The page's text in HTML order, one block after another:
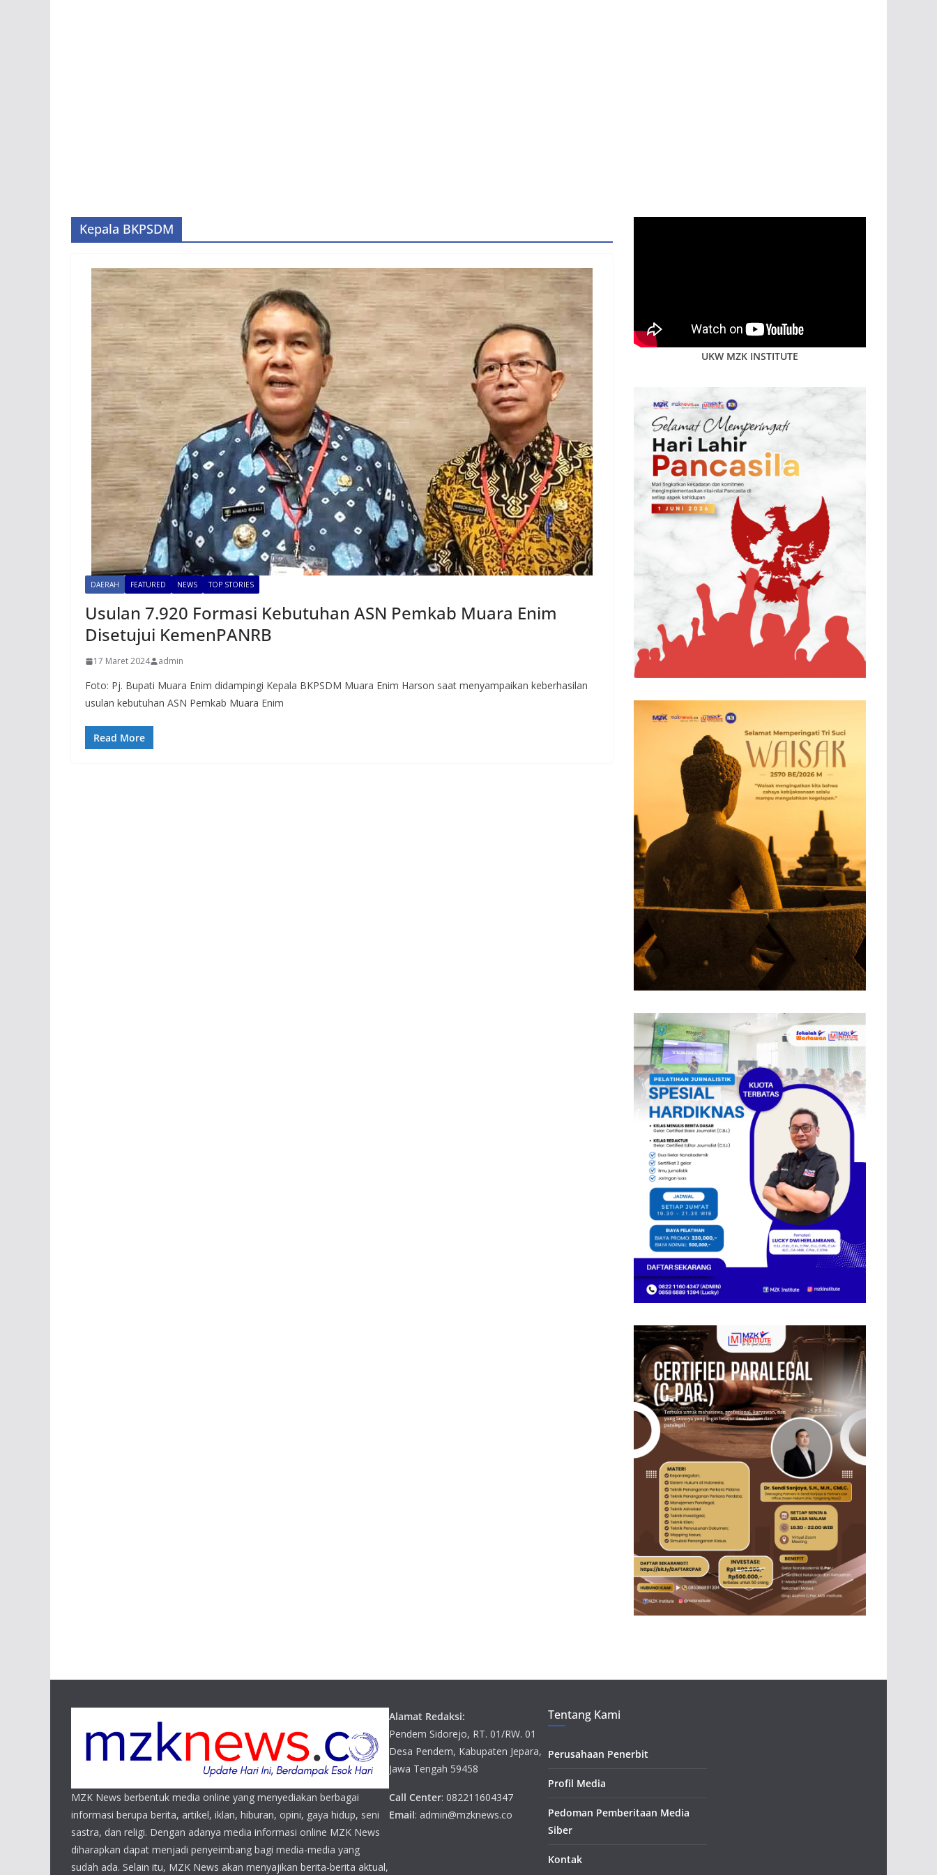
Kepala BKPSDM
DAERAH FEATURED NEWS TOP STORIES
Usulan 7.920 Formasi Kebutuhan ASN Pemkab Muara Enim
Disetujui KemenPANRB
17 Maret 2024 admin
Foto: Pj. Bupati Muara Enim didampingi Kepala BKPSDM Muara Enim Harson saat menyampaikan keberhasilan
usulan kebutuhan ASN Pemkab Muara Enim
Read More
UKW MZK INSTITUTE
MZK News berbentuk media online yang menyediakan berbagai
informasi berupa berita, artikel, iklan, hiburan, opini, gaya hidup, seni
sastra, dan religi. Dengan adanya media informasi online MZK News
diharapkan dapat menjadi penyeimbang bagi media-media yang
sudah ada. Selain itu, MZK News akan menyajikan berita-berita aktual,
Alamat Redaksi:
Pendem Sidorejo, RT. 01/RW. 01
Desa Pendem, Kabupaten Jepara,
Jawa Tengah 59458
Call Center: 082211604347
Email: admin@mzknews.co
Tentang Kami
Perusahaan Penerbit
Profil Media
Pedoman Pemberitaan Media
Siber
Kontak